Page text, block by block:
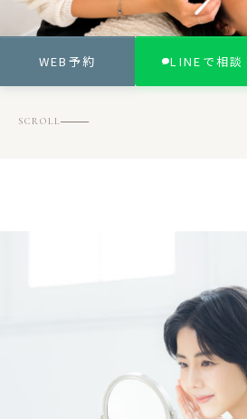
WEB予約 LINEで相談
SCROLL